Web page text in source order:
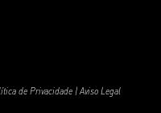
de Privacidade |Aviso Legal